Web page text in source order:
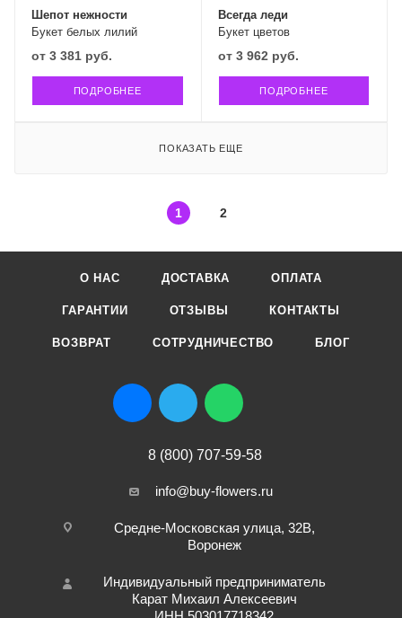
Букет белых лилий
Шепот нежности
от 3 381 руб.
ПОДРОБНЕЕ
Букет цветов
Всегда леди
от 3 962 руб.
ПОДРОБНЕЕ
ПОКАЗАТЬ ЕЩЕ
1 2
О НАС ДОСТАВКА ОПЛАТА
ГАРАНТИИ ОТЗЫВЫ КОНТАКТЫ
ВОЗВРАТ СОТРУДНИЧЕСТВО БЛОГ
8 (800) 707-59-58
info@buy-flowers.ru
Средне-Московская улица, 32В,
Воронеж
Индивидуальный предприниматель
Карат Михаил Алексеевич